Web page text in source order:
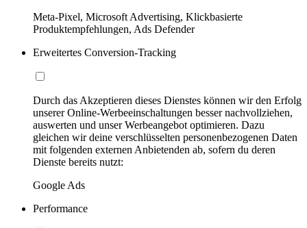
Meta-Pixel, Microsoft Advertising, Klickbasierte
Produktempfehlungen, Ads Defender
Erweitertes Conversion-Tracking
Durch das Akzeptieren dieses Dienstes können wir den Erfolg
unserer Online-Werbeeinschaltungen besser nachvollziehen,
auswerten und unser Werbeangebot optimieren. Dazu
gleichen wir deine verschlüsselten personenbezogenen Daten
mit folgenden externen Anbietenden ab, sofern du deren
Dienste bereits nutzt:
Google Ads
Performance